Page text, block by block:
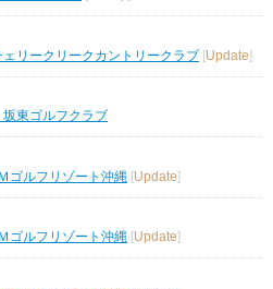
ェリークリークカントリークラブ [Update]
坂東ゴルフクラブ
ゴルフリゾート沖縄 [Update]
ゴルフリゾート沖縄 [Update]